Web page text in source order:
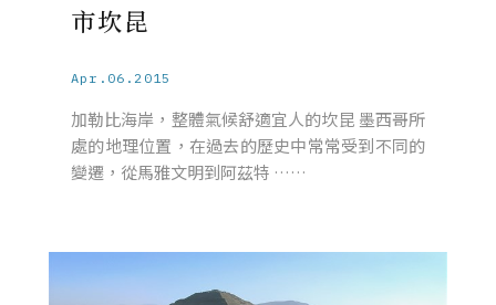
市坎昆
Apr.06.2015
加勒比海岸，整體氣候舒適宜人的坎昆 墨西哥所
處的地理位置，在過去的歷史中常常受到不同的
變遷，從馬雅文明到阿茲特 ……